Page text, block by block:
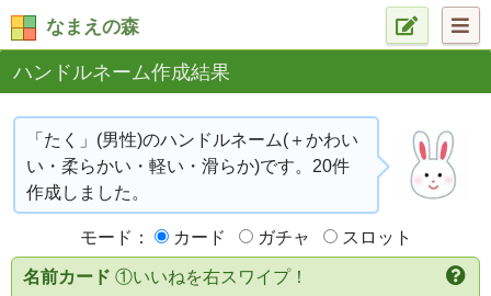
なまえの森
ハンドルネーム作成結果
「たく」(男性)のハンドルネーム(＋かわい
い・柔らかい・軽い・滑らか)です。20件
作成しました。
モード： カード ガチャ スロット
名前カード ①いいねを右スワイプ！